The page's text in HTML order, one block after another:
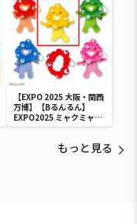
【EXPO 2025 大阪・関西
万博】【Bるんるん】
EXPO2025 ミャクミャク
カラフルゴム紐付きぬい
もっと見る